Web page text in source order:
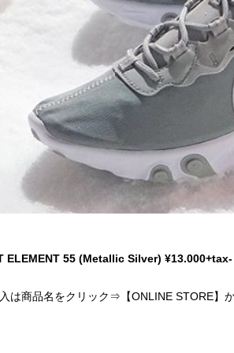
ELEMENT 55 (Metallic Silver) ¥13.000+tax-
は商品名をクリック⇒【ONLINE STORE】